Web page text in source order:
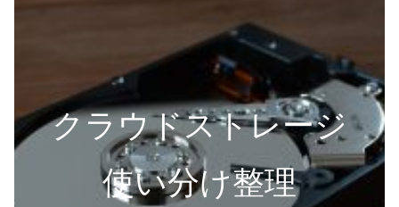
クラウドストレージ
使い分け整理